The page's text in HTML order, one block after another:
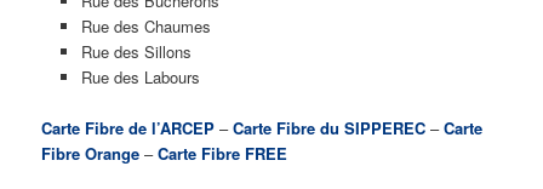
Rue des Chaumes
Rue des Sillons
Rue des Labours
Carte Fibre de l’ARCEP –Carte Fibre du SIPPEREC –Carte
Fibre Orange –Carte Fibre FREE